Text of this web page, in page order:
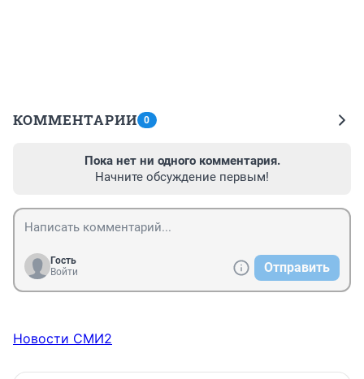
КОММЕНТАРИИ 0
Пока нет ни одного комментария.
Начните обсуждение первым!
Гость
Войти
Отправить
Новости СМИ2